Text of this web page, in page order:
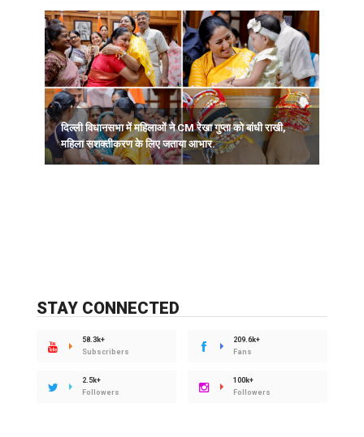
दिल्ली विधानसभा में महिलाओं ने CM रेखा गुप्ता को बांधी राखी,
महिला सशक्तीकरण के लिए जताया आभार.
STAY CONNECTED
58.3k+
Subscribers
209.6k+
Fans
2.5k+
Followers
100k+
Followers